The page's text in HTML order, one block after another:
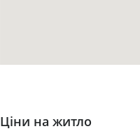
Ціни на житло